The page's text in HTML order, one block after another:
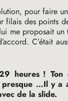
pour faire
des points
me proposait
C’était
heures ! Ton
presque …Il y a
de la slide.